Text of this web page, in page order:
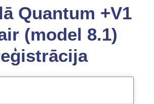
Quantum +V1
(model 8.1)